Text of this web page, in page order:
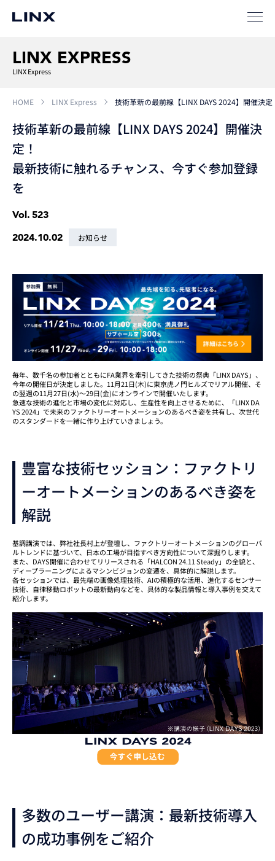
LINX EXPRESS
LINX Express
HOME LINX Express 技術革新の最前線【LINX DAYS 2024】開催決
技術革新の最前線【LINX DAYS 2024】開催決
定！
最新技術に触れるチャンス、今すぐ参加登録
を
Vol. 523
2024.10.02
お知らせ
毎年、数千名の参加者とともにFA業界を牽引してきた技術の祭典「LINX DAYS」、
今年の開催日が決定しました。11月21日(木)に東京虎ノ門ヒルズでリアル開催、そ
の翌週の11月27日(水)～29日(金)にオンラインで開催いたします。
急速な技術の進化と市場の変化に対応し、生産性を向上させるために、「LINX DA
YS 2024」で未来のファクトリーオートメーションのあるべき姿を共有し、次世代
のスタンダードを一緒に作り上げていきましょう。
豊富な技術セッション：ファクトリ
ーオートメーションのあるべき姿を
解説
基調講演では、弊社社長村上が登壇し、ファクトリーオートメーションのグローバ
ルトレンドに基づいて、日本の工場が目指すべき方向性について深掘りします。
また、DAYS開催に合わせてリリースされる「HALCON 24.11 Steady」の全貌と、
ディープラーニングによるマシンビジョンの変遷を、具体的に解説します。
各セッションでは、最先端の画像処理技術、AIの積極的な活用、進化するセンサー
技術、自律移動ロボットの最新動向などを、具体的な製品情報と導入事例を交えて
紹介します。
多数のユーザー講演：最新技術導入
の成功事例をご紹介